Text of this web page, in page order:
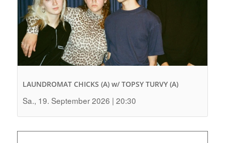
LAUNDROMAT CHICKS (A) w/ TOPSY TURVY (A)
Sa., 19. September 2026 | 20:30